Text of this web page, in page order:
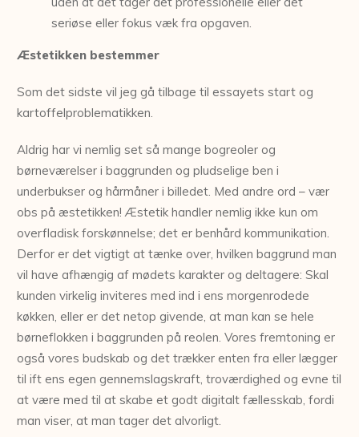
seriøse eller fokus væk fra opgaven.
Æstetikken bestemmer
Som det sidste vil jeg gå tilbage til essayets start og
kartoffelproblematikken.
Aldrig har vi nemlig set så mange bogreoler og
børneværelser i baggrunden og pludselige ben i
underbukser og hårmåner i billedet. Med andre ord – vær
obs på æstetikken! Æstetik handler nemlig ikke kun om
overfladisk forskønnelse; det er benhård kommunikation.
Derfor er det vigtigt at tænke over, hvilken baggrund man
vil have afhængig af mødets karakter og deltagere: Skal
kunden virkelig inviteres med ind i ens morgenrodede
køkken, eller er det netop givende, at man kan se hele
børneflokken i baggrunden på reolen. Vores fremtoning er
også vores budskab og det trækker enten fra eller lægger
til ift ens egen gennemslagskraft, troværdighed og evne til
at være med til at skabe et godt digitalt fællesskab, fordi
man viser, at man tager det alvorligt.